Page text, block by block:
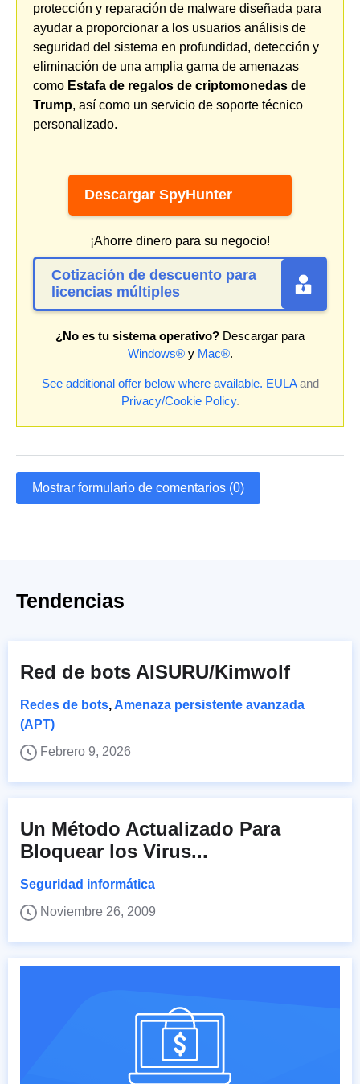
protección y reparación de malware diseñada para
ayudar a proporcionar a los usuarios análisis de
seguridad del sistema en profundidad, detección y
eliminación de una amplia gama de amenazas
como Estafa de regalos de criptomonedas de
Trump, así como un servicio de soporte técnico
personalizado.
Descargar SpyHunter
¡Ahorre dinero para su negocio!
Cotización de descuento para
licencias múltiples
¿No es tu sistema operativo? Descargar para
Windows®y Mac®.
See additional offer below where available. EULAand
Privacy/Cookie Policy.
Mostrar formulario de comentarios (0)
Tendencias
Red de bots AISURU/Kimwolf
Redes de bots, Amenaza persistente avanzada
(APT)
Febrero 9, 2026
Un Método Actualizado Para
Bloquear los Virus...
Seguridad informática
Noviembre 26, 2009